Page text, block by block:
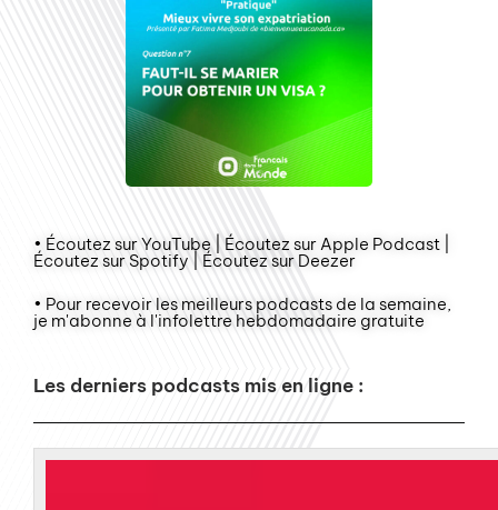
• Écoutez sur YouTube | Écoutez sur Apple Podcast |
Écoutez sur Spotify | Écoutez sur Deezer
• Pour recevoir les meilleurs podcasts de la semaine,
je m'abonne à l'infolettre hebdomadaire gratuite
Les derniers podcasts mis en ligne :